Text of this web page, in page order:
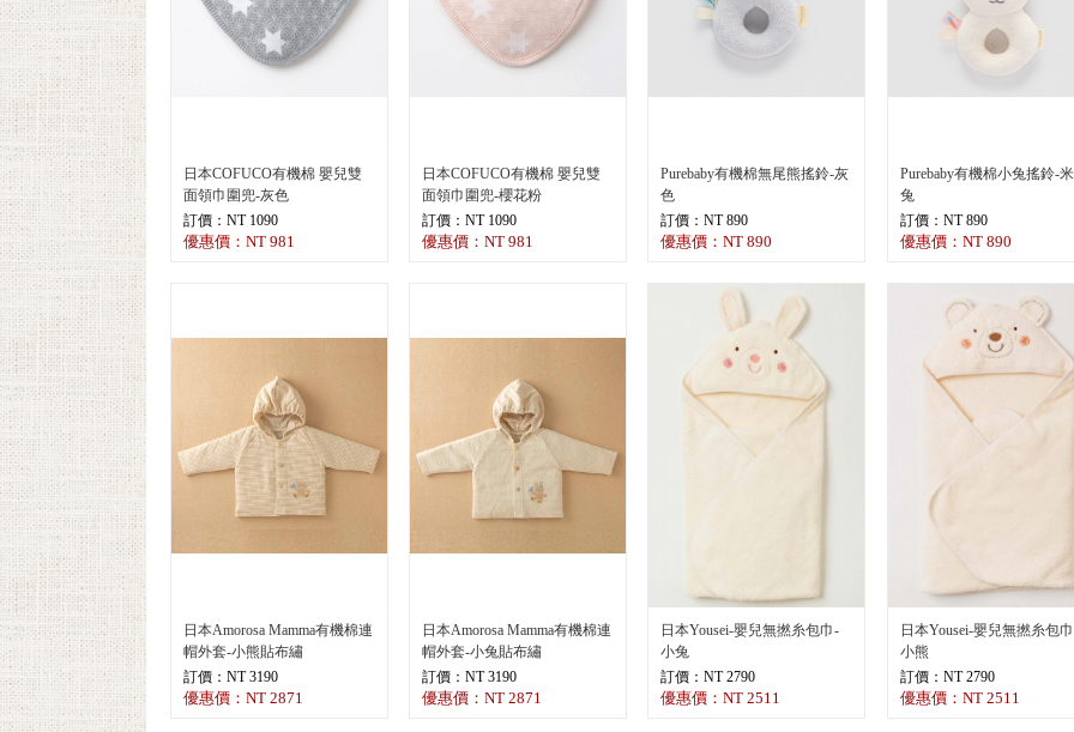
日本COFUCO有機棉 嬰兒雙
面領巾圍兜-灰色
訂價：NT 1090
優惠價：NT 981
日本COFUCO有機棉 嬰兒雙
面領巾圍兜-櫻花粉
訂價：NT 1090
優惠價：NT 981
Purebaby有機棉無尾熊搖鈴-灰
色
訂價：NT 890
優惠價：NT 890
Purebaby有機棉小兔搖鈴-
兔
訂價：NT 890
優惠價：NT 890
日本Amorosa Mamma有機棉連
帽外套-小熊貼布繡
訂價：NT 3190
優惠價：NT 2871
日本Amorosa Mamma有機棉連
帽外套-小兔貼布繡
訂價：NT 3190
優惠價：NT 2871
日本Yousei-嬰兒無撚糸包巾-
小兔
訂價：NT 2790
優惠價：NT 2511
日本Yousei-嬰兒無撚糸包
小熊
訂價：NT 2790
優惠價：NT 2511